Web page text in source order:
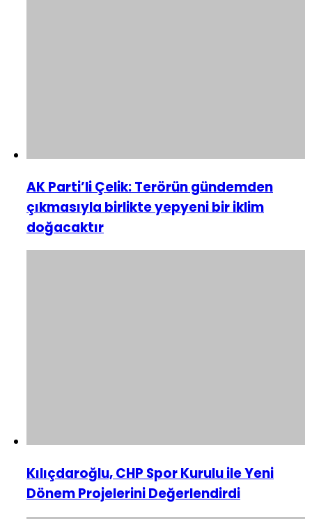
AK Parti’li Çelik: Terörün gündemden
çıkmasıyla birlikte yepyeni bir iklim
doğacaktır
Kılıçdaroğlu, CHP Spor Kurulu ile Yeni
Dönem Projelerini Değerlendirdi